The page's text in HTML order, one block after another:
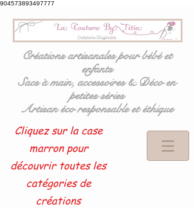
904573893497777
Créations artisanales pour bébé et
enfants
Sacs à main, accessoires & Déco en
petites séries
Artisan éco responsable et éthique
Cliquez sur la case
marron pour
découvrir toutes les
catégories de
créations